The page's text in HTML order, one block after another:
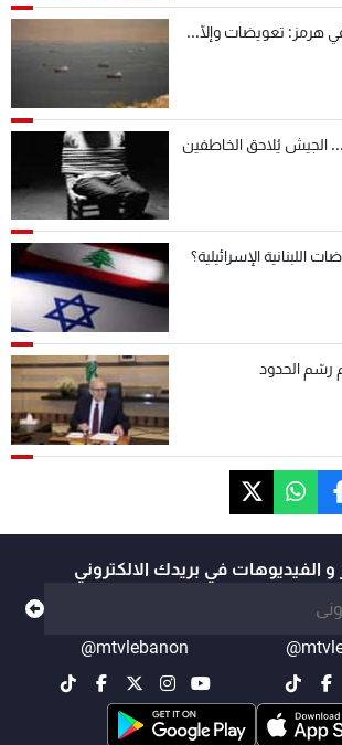
هرمز: تعويضات وإلّا...
يُلاحق الخاطفين
اللبنانية الإسرائيلية؟
رسّم الحدود
و الفيديوهات في بريدك الالكتروني
@mtvlebanon